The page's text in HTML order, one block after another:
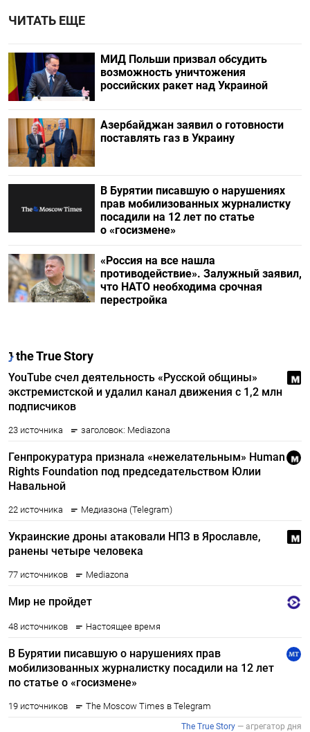
ЧИТАТЬ ЕЩЕ
МИД Польши призвал обсудить
возможность уничтожения
российских ракет над Украиной
Азербайджан заявил о готовности
поставлять газ в Украину
В Бурятии писавшую о нарушениях
прав мобилизованных журналистку
посадили на 12 лет по статье
о «госизмене»
«Россия на все нашла
противодействие». Залужный заявил,
что НАТО необходима срочная
перестройка